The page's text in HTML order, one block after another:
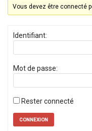
Vous devez être connecté
Identifiant:
Mot de passe:
Rester connecté
CONNEXION